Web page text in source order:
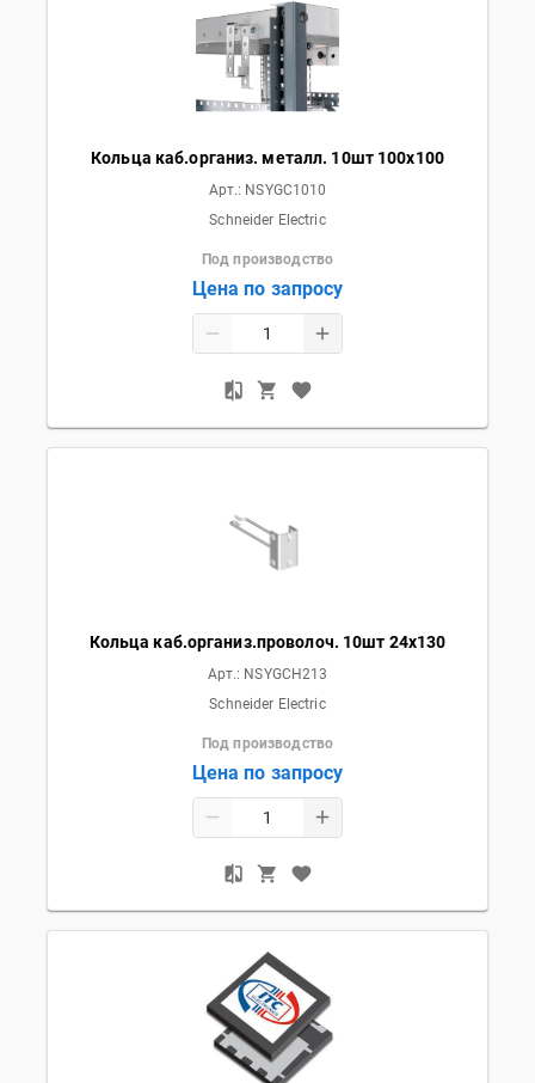
Кольца каб.организ. металл. 10шт 100x100
Арт.: NSYGC1010
Schneider Electric
Под производство
Цена по запросу
Кольца каб.организ.проволоч. 10шт 24x130
Арт.: NSYGCH213
Schneider Electric
Под производство
Цена по запросу